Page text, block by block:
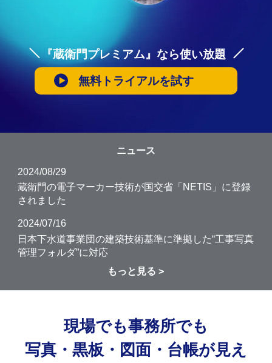
『蔵衛門プレミアム』なら使い放題
無料トライアルを試す
ニュース
2024/08/29
蔵衛門の電子マーカー技術が国交省「NETIS」に登録
されました
2024/07/16
日本下水道事業団の建築技術基準に準拠した“工事写真
管理フォルダ”に対応
もっと見る
現場でも事務所でも
写真・黒板・図面・台帳が見え